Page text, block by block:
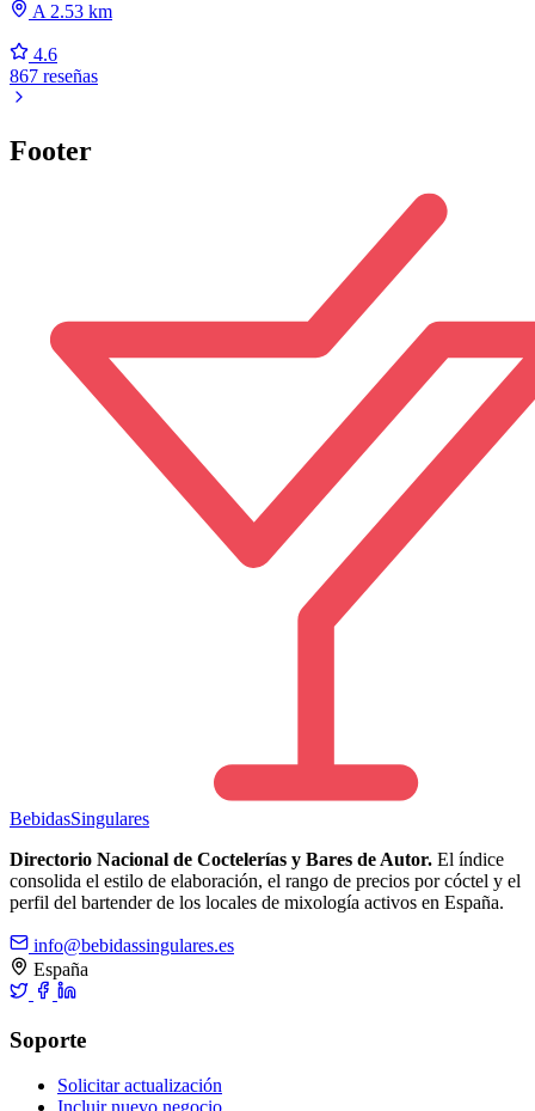
A 2.53 km
4.6
867 reseñas
Footer
BebidasSingulares
Directorio Nacional de Coctelerías y Bares de Autor. El índice
consolida el estilo de elaboración, el rango de precios por cóctel y el
perfil del bartender de los locales de mixología activos en España.
info@bebidassingulares.es
España
Soporte
Solicitar actualización